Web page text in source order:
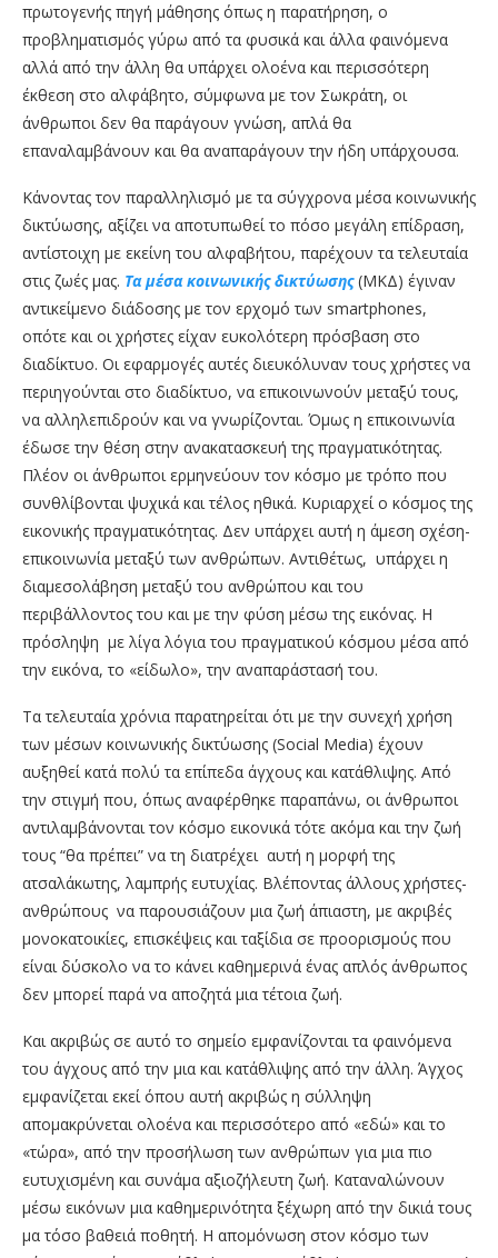
πρωτογενής πηγή μάθησης όπως η παρατήρηση, ο
προβληματισμός γύρω από τα φυσικά και άλλα φαινόμενα
αλλά από την άλλη θα υπάρχει ολοένα και περισσότερη
έκθεση στο αλφάβητο, σύμφωνα με τον Σωκράτη, οι
άνθρωποι δεν θα παράγουν γνώση, απλά θα
επαναλαμβάνουν και θα αναπαράγουν την ήδη υπάρχουσα.
Κάνοντας τον παραλληλισμό με τα σύγχρονα μέσα κοινωνικής
δικτύωσης, αξίζει να αποτυπωθεί το πόσο μεγάλη επίδραση,
αντίστοιχη με εκείνη του αλφαβήτου, παρέχουν τα τελευταία
στις ζωές μας. Τα μέσα κοινωνικής δικτύωσης(ΜΚΔ) έγιναν
αντικείμενο διάδοσης με τον ερχομό των smartphones,
οπότε και οι χρήστες είχαν ευκολότερη πρόσβαση στο
διαδίκτυο. Οι εφαρμογές αυτές διευκόλυναν τους χρήστες να
περιηγούνται στο διαδίκτυο, να επικοινωνούν μεταξύ τους,
να αλληλεπιδρούν και να γνωρίζονται. Όμως η επικοινωνία
έδωσε την θέση στην ανακατασκευή της πραγματικότητας.
Πλέον οι άνθρωποι ερμηνεύουν τον κόσμο με τρόπο που
συνθλίβονται ψυχικά και τέλος ηθικά. Κυριαρχεί ο κόσμος της
εικονικής πραγματικότητας. Δεν υπάρχει αυτή η άμεση σχέση-
επικοινωνία μεταξύ των ανθρώπων. Αντιθέτως, υπάρχει η
διαμεσολάβηση μεταξύ του ανθρώπου και του
περιβάλλοντος του και με την φύση μέσω της εικόνας. Η
πρόσληψη με λίγα λόγια του πραγματικού κόσμου μέσα από
την εικόνα, το «είδωλο», την αναπαράστασή του.
Τα τελευταία χρόνια παρατηρείται ότι με την συνεχή χρήση
των μέσων κοινωνικής δικτύωσης (Social Media) έχουν
αυξηθεί κατά πολύ τα επίπεδα άγχους και κατάθλιψης. Από
την στιγμή που, όπως αναφέρθηκε παραπάνω, οι άνθρωποι
αντιλαμβάνονται τον κόσμο εικονικά τότε ακόμα και την ζωή
τους “θα πρέπει” να τη διατρέχει αυτή η μορφή της
ατσαλάκωτης, λαμπρής ευτυχίας. Βλέποντας άλλους χρήστες-
ανθρώπους να παρουσιάζουν μια ζωή άπιαστη, με ακριβές
μονοκατοικίες, επισκέψεις και ταξίδια σε προορισμούς που
είναι δύσκολο να το κάνει καθημερινά ένας απλός άνθρωπος
δεν μπορεί παρά να αποζητά μια τέτοια ζωή.
Και ακριβώς σε αυτό το σημείο εμφανίζονται τα φαινόμενα
του άγχους από την μια και κατάθλιψης από την άλλη. Άγχος
εμφανίζεται εκεί όπου αυτή ακριβώς η σύλληψη
απομακρύνεται ολοένα και περισσότερο από «εδώ» και το
«τώρα», από την προσήλωση των ανθρώπων για μια πιο
ευτυχισμένη και συνάμα αξιοζήλευτη ζωή. Καταναλώνουν
μέσω εικόνων μια καθημερινότητα ξέχωρη από την δικιά τους
μα τόσο βαθειά ποθητή. Η απομόνωση στον κόσμο των